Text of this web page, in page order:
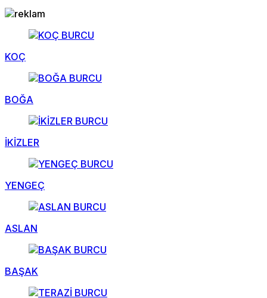
KOÇ
BOĞA
İKİZLER
YENGEÇ
ASLAN
BAŞAK